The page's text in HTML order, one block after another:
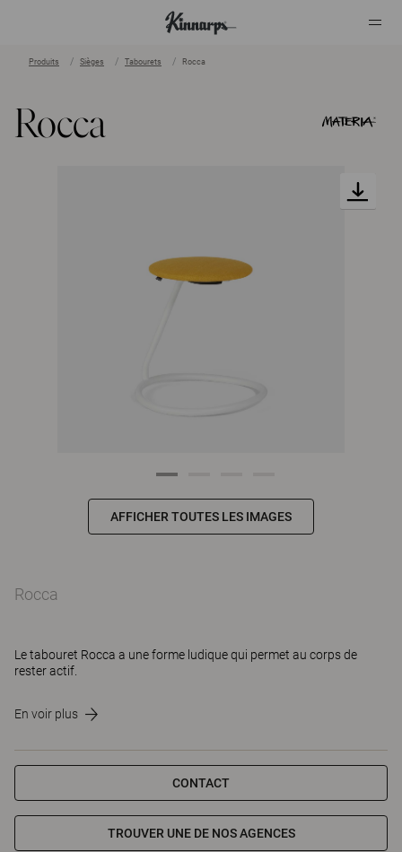
Produits Sièges Tabourets Rocca
Rocca
AFFICHER TOUTES LES IMAGES
Rocca
Le tabouret Rocca a une forme ludique qui permet au corps de
rester actif.
En voir plus
CONTACT
TROUVER UNE DE NOS AGENCES